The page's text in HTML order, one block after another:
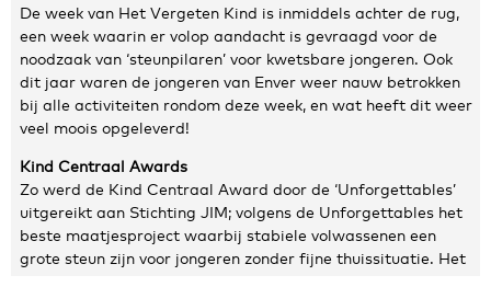
Disclaimer
Contact
De week van Het Vergeten Kind is inmiddels achter de rug,
een week waarin er volop aandacht is gevraagd voor de
noodzaak van ‘steunpilaren’ voor kwetsbare jongeren. Ook
dit jaar waren de jongeren van Enver weer nauw betrokken
bij alle activiteiten rondom deze week, en wat heeft dit weer
veel moois opgeleverd!
Kind Centraal Awards
Zo werd de Kind Centraal Award door de ‘Unforgettables’
uitgereikt aan Stichting JIM; volgens de Unforgettables het
beste maatjesproject waarbij stabiele volwassenen een
grote steun zijn voor jongeren zonder fijne thuissituatie. Het